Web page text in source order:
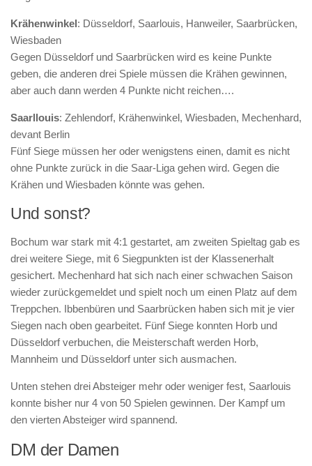
Krähenwinkel: Düsseldorf, Saarlouis, Hanweiler, Saarbrücken,
Wiesbaden
Gegen Düsseldorf und Saarbrücken wird es keine Punkte
geben, die anderen drei Spiele müssen die Krähen gewinnen,
aber auch dann werden 4 Punkte nicht reichen….
Saarllouis: Zehlendorf, Krähenwinkel, Wiesbaden, Mechenhard,
devant Berlin
Fünf Siege müssen her oder wenigstens einen, damit es nicht
ohne Punkte zurück in die Saar-Liga gehen wird. Gegen die
Krähen und Wiesbaden könnte was gehen.
Und sonst?
Bochum war stark mit 4:1 gestartet, am zweiten Spieltag gab es
drei weitere Siege, mit 6 Siegpunkten ist der Klassenerhalt
gesichert. Mechenhard hat sich nach einer schwachen Saison
wieder zurückgemeldet und spielt noch um einen Platz auf dem
Treppchen. Ibbenbüren und Saarbrücken haben sich mit je vier
Siegen nach oben gearbeitet. Fünf Siege konnten Horb und
Düsseldorf verbuchen, die Meisterschaft werden Horb,
Mannheim und Düsseldorf unter sich ausmachen.
Unten stehen drei Absteiger mehr oder weniger fest, Saarlouis
konnte bisher nur 4 von 50 Spielen gewinnen. Der Kampf um
den vierten Absteiger wird spannend.
DM der Damen